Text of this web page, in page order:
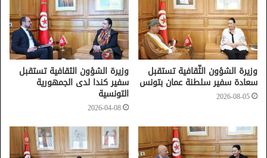
الهند
وزيرة الشؤون الثّقافية تستقبل
سعادة سفير سلطنة عمان بتونس
2026-08-05
وزيرة الشؤون الثقافية تستقبل
سفير كندا لدى الجمهورية
التونسية
2026-04-08